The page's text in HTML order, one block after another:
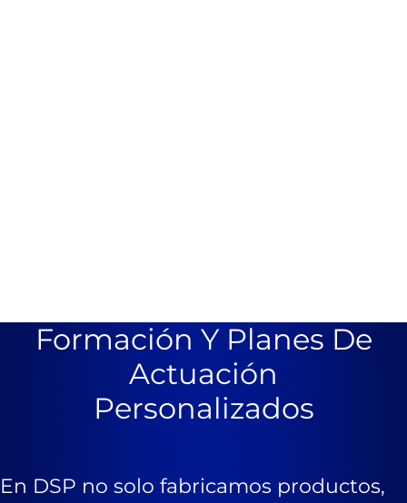
Formación Y Planes De
Actuación
Personalizados
En DSP no solo fabricamos productos,